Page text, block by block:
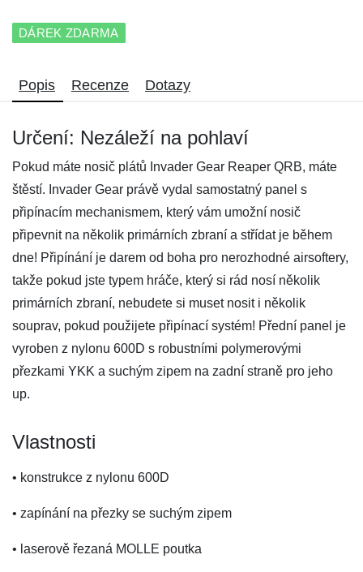
DÁREK ZDARMA
Popis Recenze Dotazy
Určení: Nezáleží na pohlaví
Pokud máte nosič plátů Invader Gear Reaper QRB, máte
štěstí. Invader Gear právě vydal samostatný panel s
připínacím mechanismem, který vám umožní nosič
připevnit na několik primárních zbraní a střídat je během
dne! Připínání je darem od boha pro nerozhodné airsoftery,
takže pokud jste typem hráče, který si rád nosí několik
primárních zbraní, nebudete si muset nosit i několik
souprav, pokud použijete připínací systém! Přední panel je
vyroben z nylonu 600D s robustními polymerovými
přezkami YKK a suchým zipem na zadní straně pro jeho
up.
Vlastnosti
• konstrukce z nylonu 600D
• zapínání na přezky se suchým zipem
• laserově řezaná MOLLE poutka